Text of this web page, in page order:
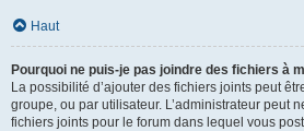
Haut
Pourquoi ne puis-je pas joindre des fichiers à
La possibilité d’ajouter des fichiers joints peut
groupe, ou par utilisateur. L’administrateur peut
fichiers joints pour le forum dans lequel vous